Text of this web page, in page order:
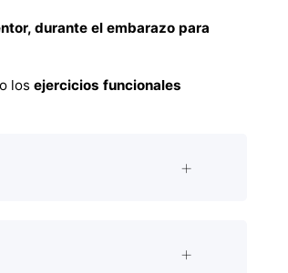
durante el embarazo para
los ejercicios funcionales